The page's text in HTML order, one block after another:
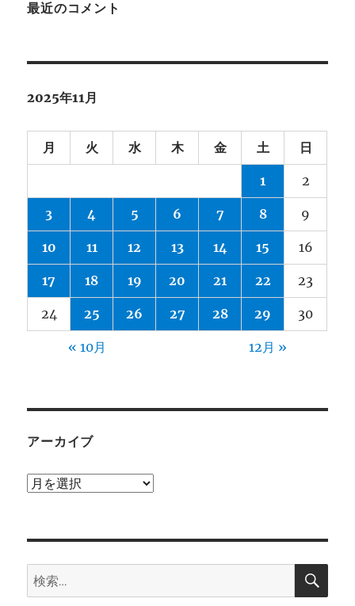
最近のコメント
2025年11月
月 火 水 木 金 土 日
1 2
3 4 5 6 7 8 9
10 11 12 13 14 15 16
17 18 19 20 21 22 23
24 25 26 27 28 29 30
« 10月 12月 »
アーカイブ
ア
ブ
検
索:
検